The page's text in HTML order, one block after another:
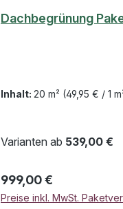
Dachbegrünung
Inhalt: 20 m² (49,95 € / 1
Varianten ab 539,00 €
Regulärer Preis:
999,00 €
Preise inkl. MwSt.